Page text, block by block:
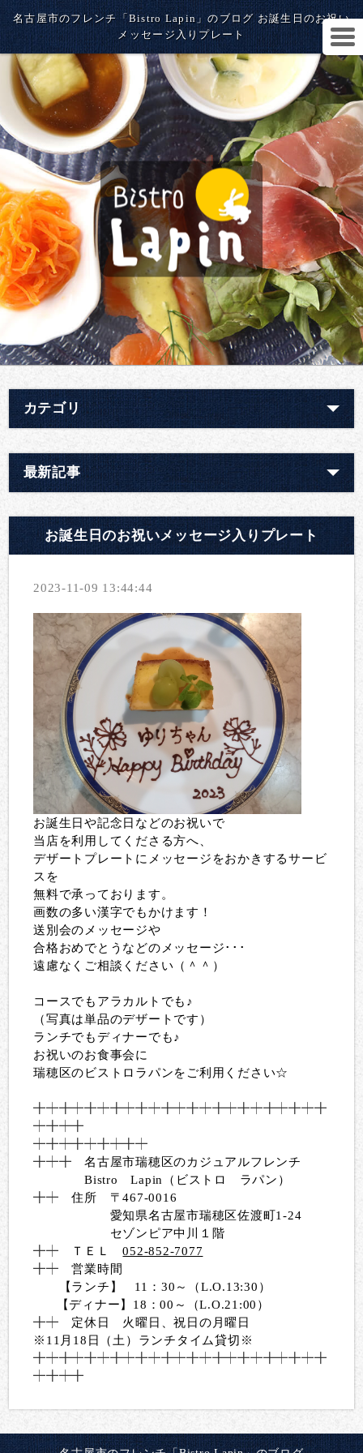
名古屋市のフレンチ「Bistro Lapin」のブログ お誕生日のお祝い
メッセージ入りプレート
カテゴリ
最新記事
お誕生日のお祝いメッセージ入りプレート
2023-11-09 13:44:44
お誕生日や記念日などのお祝いで
当店を利用してくださる方へ、
デザートプレートにメッセージをおかきするサービ
スを
無料で承っております。
画数の多い漢字でもかけます！
送別会のメッセージや
合格おめでとうなどのメッセージ･･･
遠慮なくご相談ください（＾＾）
コースでもアラカルトでも♪
（写真は単品のデザートです）
ランチでもディナーでも♪
お祝いのお食事会に
瑞穂区のビストロラパンをご利用ください☆
╋┿╋┿╋┿╋┿╋┿╋┿╋┿╋┿╋┿╋┿╋┿╋
┿╋┿╋
┿╋┿╋┿╋┿╋┿
╋┿╋名古屋市瑞穂区のカジュアルフレンチ
Bistro Lapin（ビストロ ラパン）
╋┿住所 〒467-0016
愛知県名古屋市瑞穂区佐渡町1-24
セゾンピア中川１階
╋┿
ＴＥＬ052-852-7077
╋┿営業時間
【ランチ】 11：30～（L.O.13:30）
【ディナー】18：00～（L.O.21:00）
╋┿ 定休日 火曜日、祝日の月曜日
※11月18日（土）ランチタイム貸切※
╋┿╋┿╋┿╋┿╋┿╋┿╋┿╋┿╋┿╋┿╋┿╋
┿╋┿╋